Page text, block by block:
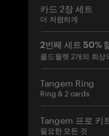
카드 2장 세트
더 저렴하게
2번째 세트 50%
콜드월렛 2개의 최상
Tangem Ring
Ring & 2 cards
Tangem 프로 키
필요한 모든 것